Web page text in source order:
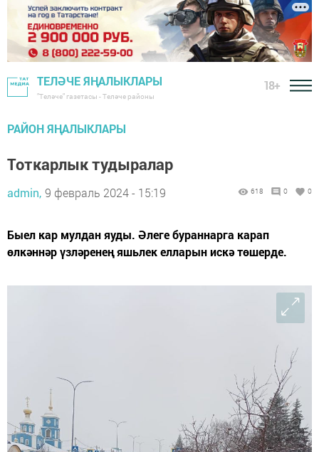
ТЕЛӘЧЕ ЯҢАЛЫКЛАРЫ
"Теләче" газетасы - Теләче районы
18+
РАЙОН ЯҢАЛЫКЛАРЫ
Тоткарлык тудыралар
admin, 9 февраль 2024 - 15:19 618 0 0
Быел кар мулдан яуды. Әлеге бураннарга карап
өлкәннәр үзләренең яшьлек елларын искә төшерде.